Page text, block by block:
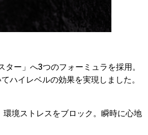
ー」へ3つのフォーミュラを採用。
ハイレベルの効果を実現しました。
境ストレスをブロック。瞬時に心地